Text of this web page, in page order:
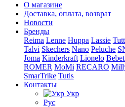
О магазине
Доставка, оплата, возврат
Новости
Бренды
Reima Lenne Huppa Lassie
Talvi Skechers Nano Peluche
Joma Kinderkraft Lionelo
ROMER MoMi RECARO
SmarTrike Tutis
Контакты
Укр
Рус